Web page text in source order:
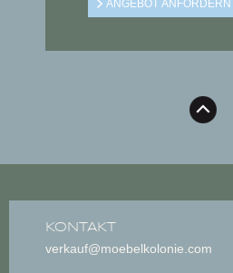
KONTAKT
verkauf@moebelkolonie.com